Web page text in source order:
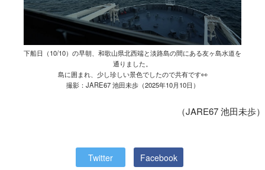
下船日（10/10）の早朝、和歌山県北西端と淡路島の間にある友ヶ島水道を
通りました。
島に囲まれ、少し珍しい景色でしたので共有です👀
撮影：JARE67 池田未歩（2025年10月10日）
（JARE67 池田未歩）
Twitter Facebook